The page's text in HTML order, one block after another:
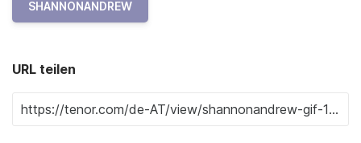
SHANNONANDREW
URL teilen